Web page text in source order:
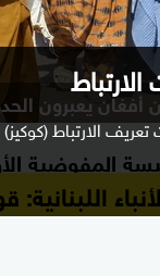
الارتباط
أفغان يعبرون
المفوضية
داخل بلادهم